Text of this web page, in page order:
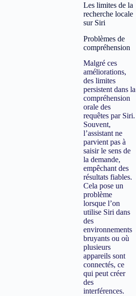
Les limites de la
recherche locale
sur Siri
Problèmes de
compréhension
Malgré ces
améliorations,
des limites
persistent dans la
compréhension
orale des
requêtes par Siri.
Souvent,
l’assistant ne
parvient pas à
saisir le sens de
la demande,
empêchant des
résultats fiables.
Cela pose un
problème
lorsque l’on
utilise Siri dans
des
environnements
bruyants ou où
plusieurs
appareils sont
connectés, ce
qui peut créer
des
interférences.